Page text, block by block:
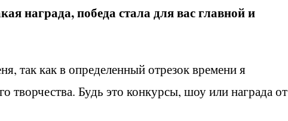
награда, победа стала для вас главной и
так как в определенный отрезок времени я
творчества. Будь это конкурсы, шоу или награда от